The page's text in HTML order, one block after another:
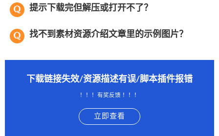
提示下载完但解压或打开不了？
找不到素材资源介绍文章里的示例图片？
下载链接失效/资源描述有误/脚本插件报错
！！！有奖反馈 ！！！
立即查看